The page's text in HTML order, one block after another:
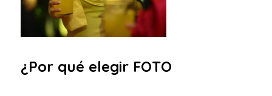
¿Por qué elegir FOTO